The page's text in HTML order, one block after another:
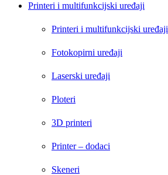
Printeri i multifunkcijski uređaji
Printeri i multifunkcijski uređaji
Fotokopirni uređaji
Laserski uređaji
Ploteri
3D printeri
Printer – dodaci
Skeneri